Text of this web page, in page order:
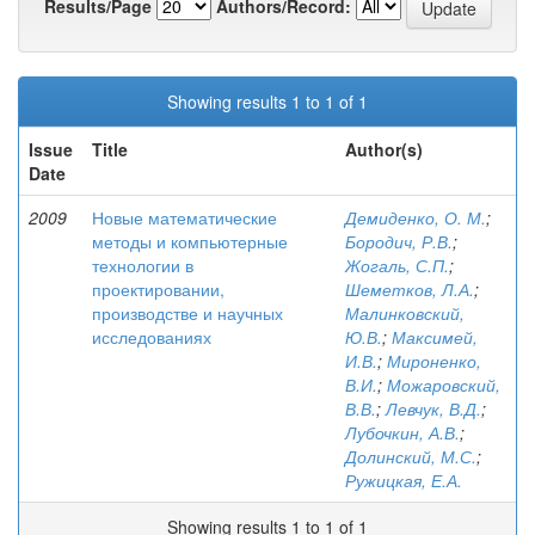
Results/Page Authors/Record:
Showing results 1 to 1 of 1
Issue
Date
Title Author(s)
2009
Новые математические
методы и компьютерные
технологии в
проектировании,
производстве и научных
исследованиях
Демиденко, О. М.;
Бородич, Р.В.;
Жогаль, С.П.;
Шеметков, Л.А.;
Малинковский,
Ю.В.; Максимей,
И.В.; Мироненко,
В.И.; Можаровский,
В.В.;Левчук, В.Д.;
Лубочкин, А.В.;
Долинский, М.С.;
Ружицкая, Е.А.
Showing results 1 to 1 of 1